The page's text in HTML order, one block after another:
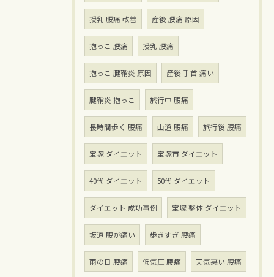
授乳 腰痛 改善 産後 腰痛 原因
抱っこ 腰痛 授乳 腰痛
抱っこ 腱鞘炎 原因 産後 手首 痛い
腱鞘炎 抱っこ 旅行中 腰痛
長時間歩く 腰痛 山道 腰痛 旅行後 腰痛
宝塚 ダイエット 宝塚市 ダイエット
40代 ダイエット 50代 ダイエット
ダイエット 成功事例 宝塚 整体 ダイエット
坂道 腰が痛い 歩きすぎ 腰痛
雨の日 腰痛 低気圧 腰痛 天気悪い 腰痛